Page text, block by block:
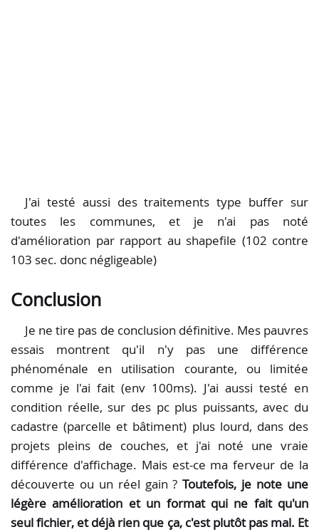
J'ai testé aussi des traitements type buffer sur
toutes les communes, et je n'ai pas noté
d'amélioration par rapport au shapefile (102 contre
103 sec. donc négligeable)
Conclusion
Je ne tire pas de conclusion définitive. Mes pauvres
essais montrent qu'il n'y pas une différence
phénoménale en utilisation courante, ou limitée
comme je l'ai fait (env 100ms). J'ai aussi testé en
condition réelle, sur des pc plus puissants, avec du
cadastre (parcelle et bâtiment) plus lourd, dans des
projets pleins de couches, et j'ai noté une vraie
différence d'affichage. Mais est-ce ma ferveur de la
découverte ou un réel gain ?Toutefois, je note une
légère amélioration et un format qui ne fait qu'un
seul fichier, et déjà rien que ça, c'est plutôt pas mal. Et